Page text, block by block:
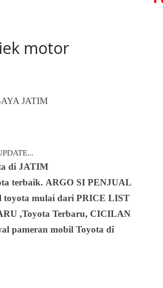
motor
JATIM
di JATIM
terbaik. ARGO SI PENJUAL
toyota mulai dari PRICE LIST
,Toyota Terbaru, CICILAN
pameran mobil Toyota di